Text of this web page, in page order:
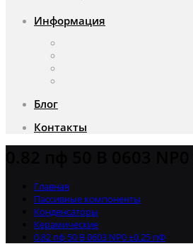
Информация
Блог
Контакты
Главная
Пассивные компоненты
Конденсаторы
Керамические
0.82 пф 50 В 0603 NP0 ±0.25 пФ